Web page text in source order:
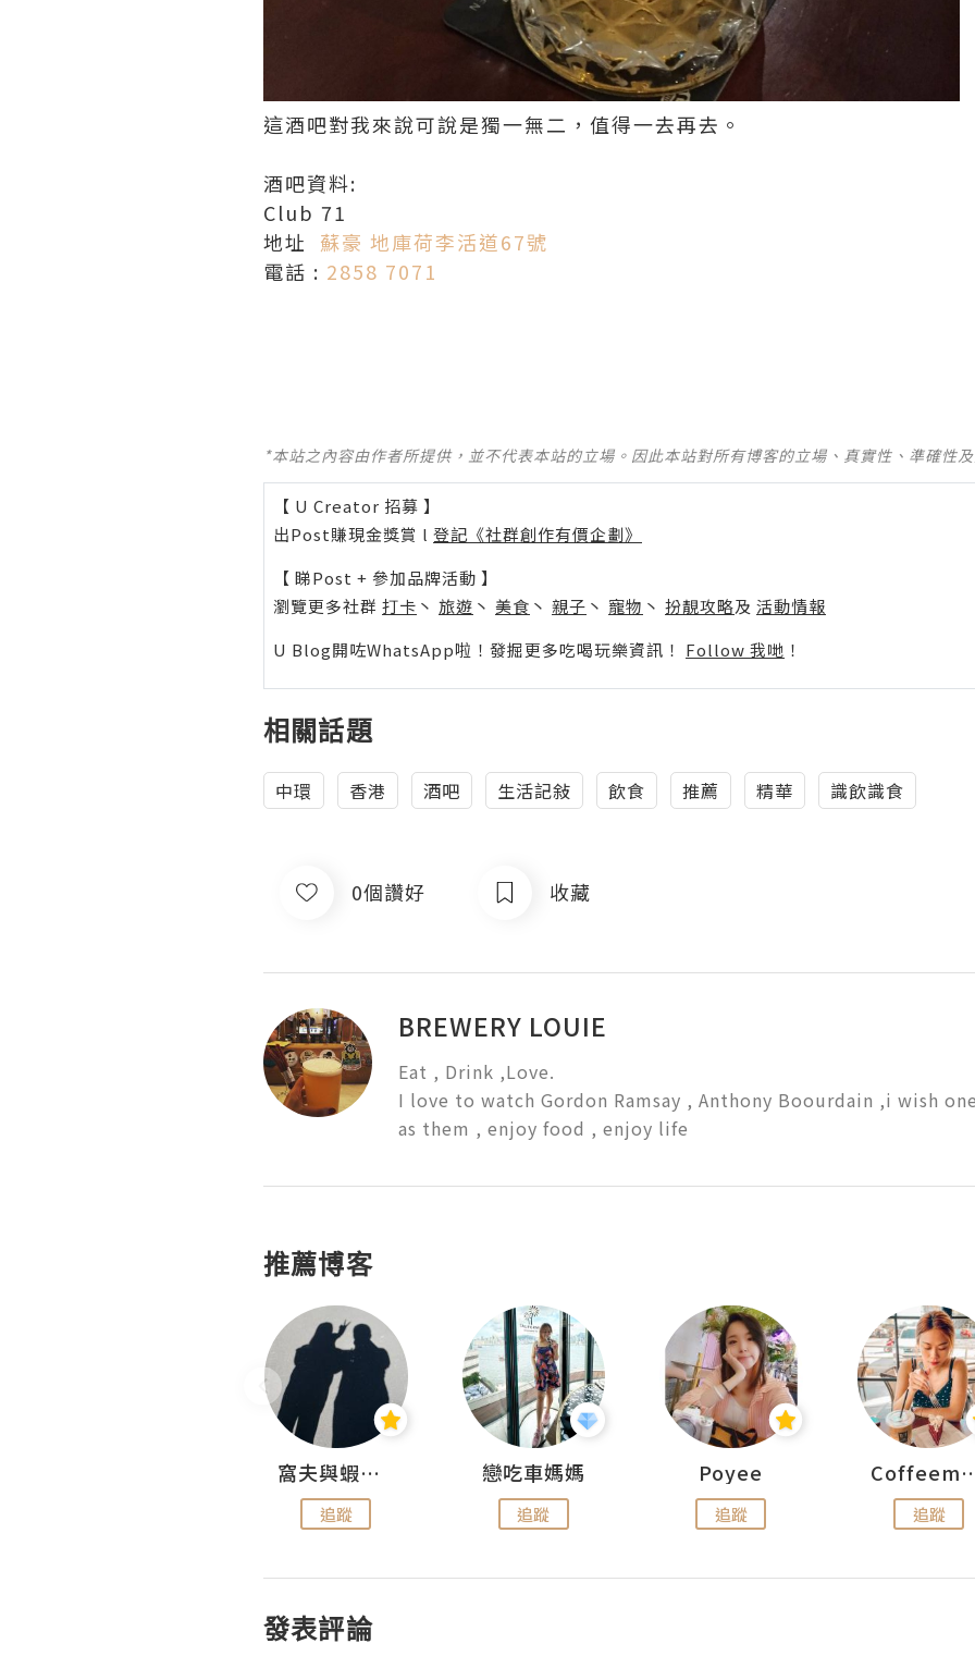
這酒吧對我來說可說是獨一無二，值得一去再去。
酒吧資料:
Club 71
地址 蘇豪 地庫荷李活道67號
電話 : 2858 7071
*本站之內容由作者所提供，並不代表本站的立場。因此本站對所有博客的立場、真實性、準確性
【 U Creator 招募 】
出Post賺現金獎賞 l 登記《社群創作有價企劃》
【 睇Post + 參加品牌活動 】
瀏覽更多社群 打卡 丶 旅遊 丶 美食 丶 親子 丶 寵物 丶 扮靚攻略及 活動情報
U Blog開咗WhatsApp啦！發掘更多吃喝玩樂資訊！ Follow 我哋 ！
相關話題
中環 香港 酒吧 生活記敍 飲食 推薦 精華 識飲識食
0個讚好 收藏
BREWERY LOUIE
Eat , Drink ,Love.
I love to watch Gordon Ramsay , Anthony Boourdain ,i wish
as them , enjoy food , enjoy life
推薦博客
窩夫與蝦子餅
追蹤
戀吃車媽媽
追蹤
Poyee
追蹤 追蹤
發表評論